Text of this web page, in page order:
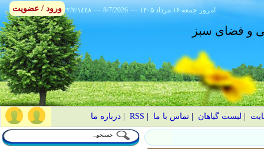
٢٢/٢/١٤٤٨ --- 8/7/2026 --- ۱۴۰۵ جمعه ۱۶ مرداد امروز
و فضای سبز
لیست گیاهان |تماس با ما RSS
|درباره ما
ورود / عضویت